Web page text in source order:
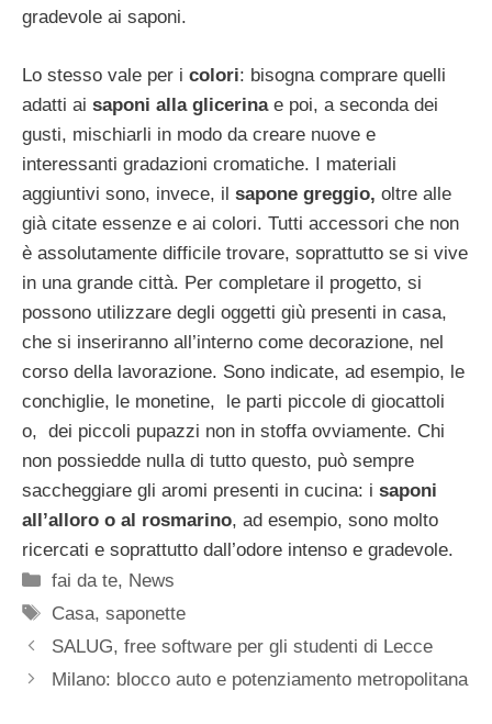
gradevole ai saponi.
Lo stesso vale per i colori: bisogna comprare quelli
adatti ai saponi alla glicerinae poi, a seconda dei
gusti, mischiarli in modo da creare nuove e
interessanti gradazioni cromatiche. I materiali
aggiuntivi sono, invece, il sapone greggio, oltre alle
già citate essenze e ai colori. Tutti accessori che non
è assolutamente difficile trovare, soprattutto se si vive
in una grande città. Per completare il progetto, si
possono utilizzare degli oggetti giù presenti in casa,
che si inseriranno all’interno come decorazione, nel
corso della lavorazione. Sono indicate, ad esempio, le
conchiglie, le monetine, le parti piccole di giocattoli
o, dei piccoli pupazzi non in stoffa ovviamente. Chi
non possiedde nulla di tutto questo, può sempre
saccheggiare gli aromi presenti in cucina: i saponi
all’alloro o al rosmarino, ad esempio, sono molto
ricercati e soprattutto dall’odore intenso e gradevole.
Categorie
fai da te, News
Tag
Casa,saponette
SALUG, free software per gli studenti di Lecce
Milano: blocco auto e potenziamento metropolitana